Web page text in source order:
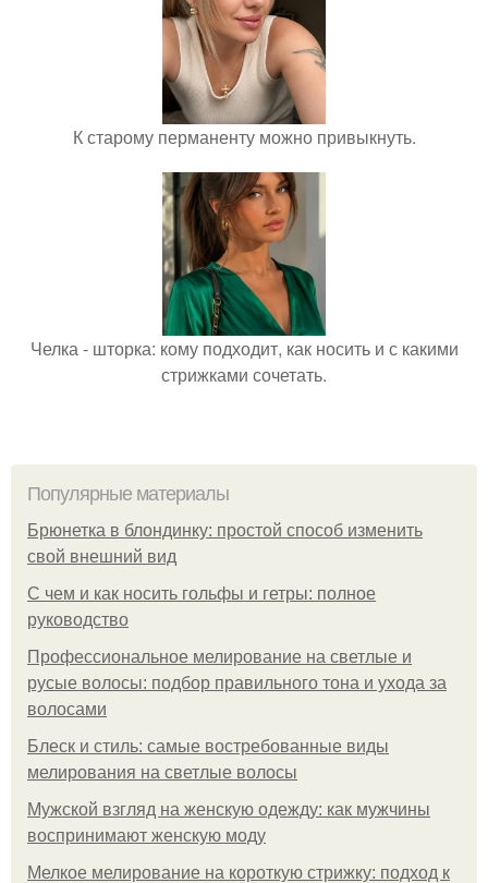
К старому перманенту можно привыкнуть.
Челка - шторка: кому подходит, как носить и с какими
стрижками сочетать.
Популярные материалы
Брюнетка в блондинку: простой способ изменить
свой внешний вид
С чем и как носить гольфы и гетры: полное
руководство
Профессиональное мелирование на светлые и
русые волосы: подбор правильного тона и ухода за
волосами
Блеск и стиль: самые востребованные виды
мелирования на светлые волосы
Мужской взгляд на женскую одежду: как мужчины
воспринимают женскую моду
Мелкое мелирование на короткую стрижку: подход к